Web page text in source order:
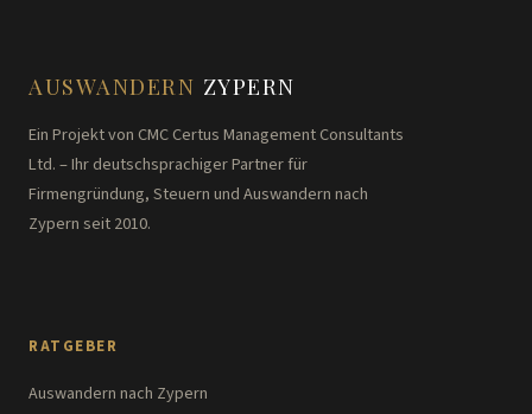
AUSWANDERN ZYPERN
Ein Projekt von CMC Certus Management Consultants
Ltd. – Ihr deutschsprachiger Partner für
Firmengründung, Steuern und Auswandern nach
Zypern seit 2010.
RATGEBER
Auswandern nach Zypern